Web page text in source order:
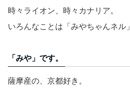
時々ライオン、時々カナリア。
いろんなことは「みやちゃんネル」
「みや」です。
薩摩産の、京都好き。